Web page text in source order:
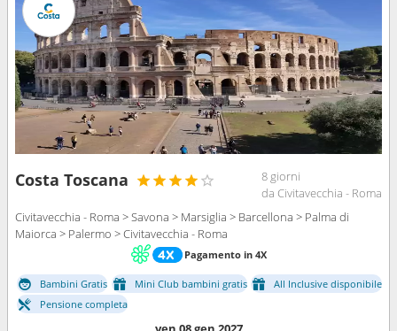
Costa Toscana
8 giorni
da Civitavecchia - Roma
Civitavecchia - Roma > Savona > Marsiglia > Barcellona > Palma di
Maiorca > Palermo > Civitavecchia - Roma
Pagamento in 4X
Bambini Gratis Mini Club bambini gratis
All Inclusive disponibile
Pensione completa